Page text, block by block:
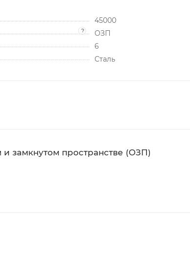
45000
?
ОЗП
6
Сталь
и замкнутом пространстве (ОЗП)